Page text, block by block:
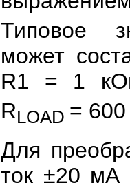
Типовое
может
R1 = 1
RLOAD =
Для
ток ±20 мА